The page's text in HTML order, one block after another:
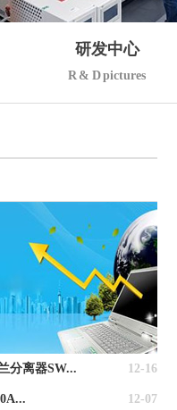
研发中心
R & D pictures
分离器SW... 12-16
12-07